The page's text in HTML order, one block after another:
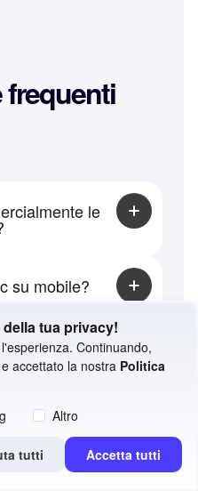
frequenti
le
su mobile?
meglio usarlo da
o
Us» in fondo
al gruppo
più rapido.
tua privacy!
Continuando,
accettato la nostra Politica
Altro
tutti Accetta tutti